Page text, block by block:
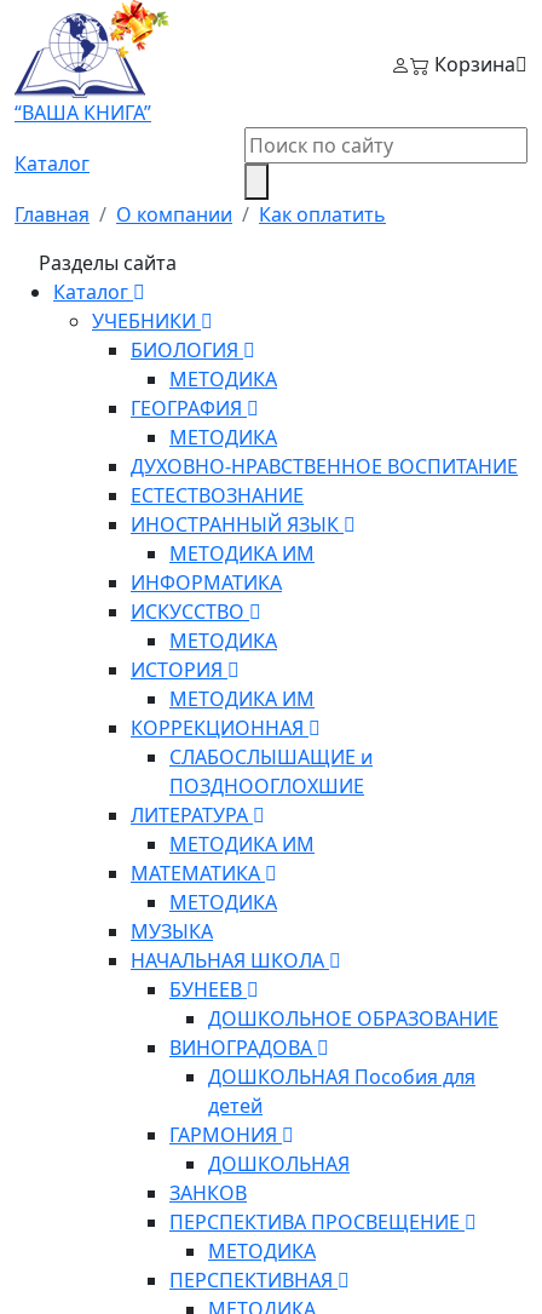
“ВАША КНИГА”
Корзина
Каталог
Главная
О компании
Как оплатить
Разделы сайта
Каталог
УЧЕБНИКИ
БИОЛОГИЯ
МЕТОДИКА
ГЕОГРАФИЯ
МЕТОДИКА
ДУХОВНО-НРАВСТВЕННОЕ ВОСПИТАНИЕ
ЕСТЕСТВОЗНАНИЕ
ИНОСТРАННЫЙ ЯЗЫК
МЕТОДИКА ИМ
ИНФОРМАТИКА
ИСКУССТВО
МЕТОДИКА
ИСТОРИЯ
МЕТОДИКА ИМ
КОРРЕКЦИОННАЯ
СЛАБОСЛЫШАЩИЕ и
ПОЗДНООГЛОХШИЕ
ЛИТЕРАТУРА
МЕТОДИКА ИМ
МАТЕМАТИКА
МЕТОДИКА
МУЗЫКА
НАЧАЛЬНАЯ ШКОЛА
БУНЕЕВ
ДОШКОЛЬНОЕ ОБРАЗОВАНИЕ
ВИНОГРАДОВА
ДОШКОЛЬНАЯ Пособия для
детей
ГАРМОНИЯ
ДОШКОЛЬНАЯ
ЗАНКОВ
ПЕРСПЕКТИВА ПРОСВЕЩЕНИЕ
МЕТОДИКА
ПЕРСПЕКТИВНАЯ